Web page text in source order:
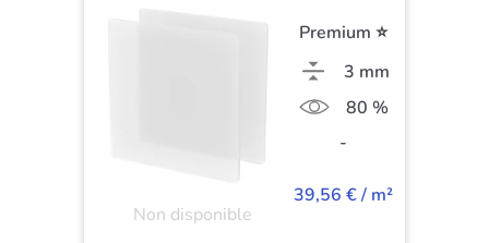
Non disponible
Premium ⭐
3 mm
80 %
-
39,56 € / m²